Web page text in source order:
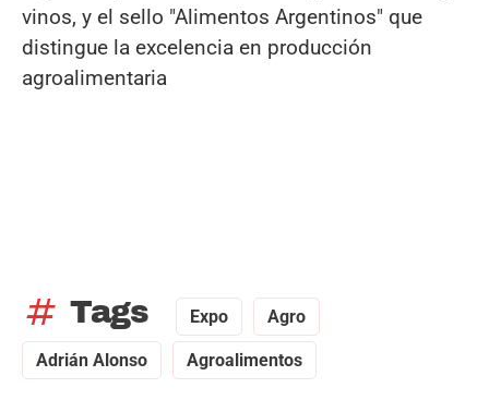
vinos, y el sello "Alimentos Argentinos" que
distingue la excelencia en producción
agroalimentaria
tag Tags Expo Agro
Adrián Alonso Agroalimentos